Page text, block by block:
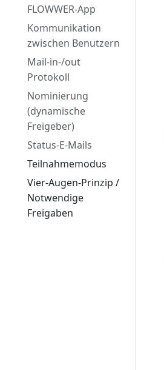
FLOWWER-App
Kommunikation
zwischen Benutzern
Mail-in-/out
Protokoll
Nominierung
(dynamische
Freigeber)
Status-E-Mails
Teilnahmemodus
Vier-Augen-Prinzip /
Notwendige
Freigaben